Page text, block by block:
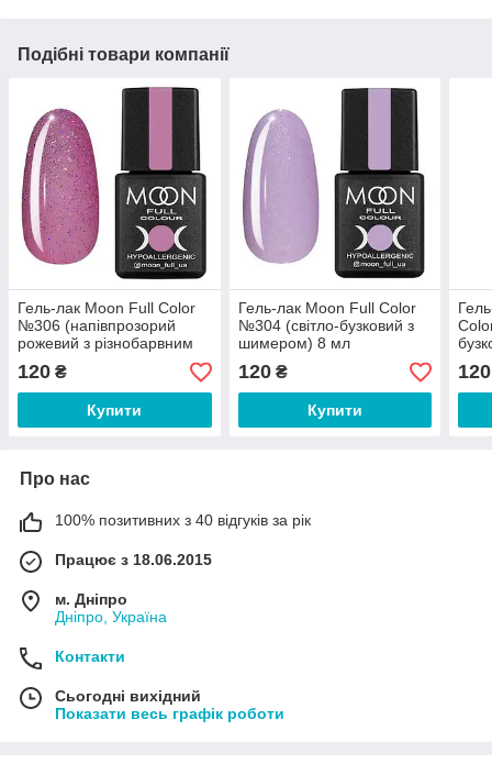
Подібні товари компанії
Гель-лак Moon Full Color
№306 (напівпрозорий
рожевий з різнобарвним
шимером) 8 мл
120 ₴
Купити
Гель-лак Moon Full Color
№304 (світло-бузковий з
шимером) 8 мл
120₴
Купити
120
Про нас
100% позитивних з 40 відгуків за рік
Працює з 18.06.2015
м. Дніпро
Дніпро, Україна
Контакти
Сьогодні вихідний
Показати весь графік роботи